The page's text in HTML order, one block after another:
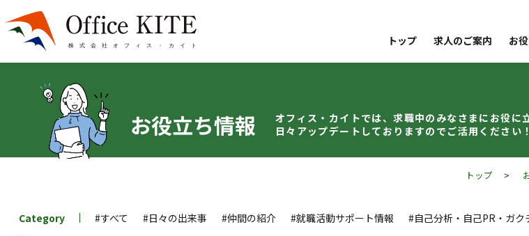
トップ 求人のご案内 お
お役立ち情報 オフィス・カイトでは、求職中のみなさまに お役に
日々アップデート しておりますのでご活用ください！
トップ >
Category #すべて #日々の出来事 #仲間の紹介 #就職活動サポート情報 #自己分析・自己PR・ガク